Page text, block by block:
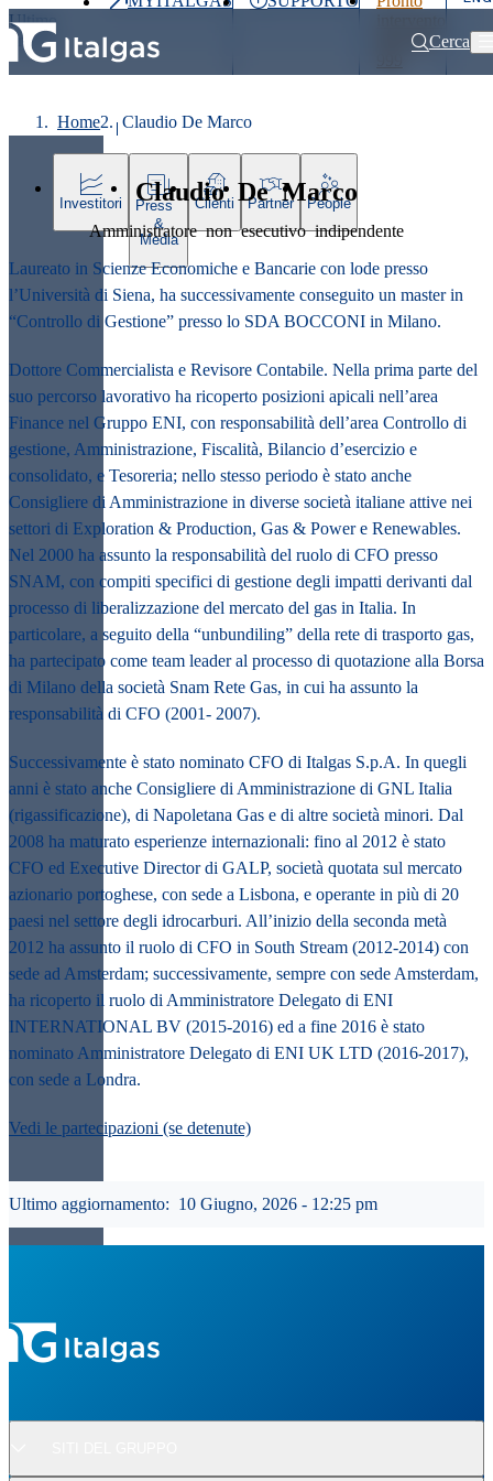
Ultimo
prezzo
800 900Cerca
Investitori
Press
&
Media
Clienti Partner People
Home Claudio De Marco
Claudio De Marco
Amministratore non esecutivo indipendente
Laureato in Scienze Economiche e Bancarie con lode presso
l’Università di Siena, ha successivamente conseguito un master in
“Controllo di Gestione” presso lo SDA BOCCONI in Milano.
Dottore Commercialista e Revisore Contabile. Nella prima parte del
suo percorso lavorativo ha ricoperto posizioni apicali nell’area
Finance nel Gruppo ENI, con responsabilità dell’area Controllo di
gestione, Amministrazione, Fiscalità, Bilancio d’esercizio e
consolidato, e Tesoreria; nello stesso periodo è stato anche
Consigliere di Amministrazione in diverse società italiane attive nei
settori di Exploration & Production, Gas & Power e Renewables.
Nel 2000 ha assunto la responsabilità del ruolo di CFO presso
SNAM, con compiti specifici di gestione degli impatti derivanti dal
processo di liberalizzazione del mercato del gas in Italia. In
particolare, a seguito della “unbundiling” della rete di trasporto gas,
ha partecipato come team leader al processo di quotazione alla Borsa
di Milano della società Snam Rete Gas, in cui ha assunto la
responsabilità di CFO (2001- 2007).
Successivamente è stato nominato CFO di Italgas S.p.A. In quegli
anni è stato anche Consigliere di Amministrazione di GNL Italia
(rigassificazione), di Napoletana Gas e di altre società minori. Dal
2008 ha maturato esperienze internazionali: fino al 2012 è stato
CFO ed Executive Director di GALP, società quotata sul mercato
azionario portoghese, con sede a Lisbona, e operante in più di 20
paesi nel settore degli idrocarburi. All’inizio della seconda metà
2012 ha assunto il ruolo di CFO in South Stream (2012-2014) con
sede ad Amsterdam; successivamente, sempre con sede Amsterdam,
ha ricoperto il ruolo di Amministratore Delegato di ENI
INTERNATIONAL BV (2015-2016) ed a fine 2016 è stato
nominato Amministratore Delegato di ENI UK LTD (2016-2017),
con sede a Londra.
Vedi le partecipazioni (se detenute)
Ultimo aggiornamento: 10 Giugno, 2026 - 12:25 pm